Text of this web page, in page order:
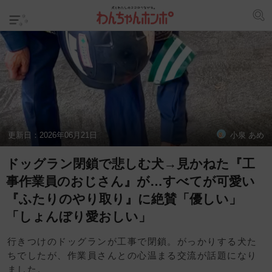
更新日： 2026年06月21日 小泉 あめ
ドッグラン閉鎖で悲しむ犬→見かねた『工
事作業員のおじさん』が…すべてが可愛い
『ふたりのやり取り』に絶賛「優しい」
「しょんぼり愛おしい」
行きつけのドッグランが工事で閉鎖。がっかりする犬た
ちでしたが、作業員さんとの心温まる交流が話題になり
ました。